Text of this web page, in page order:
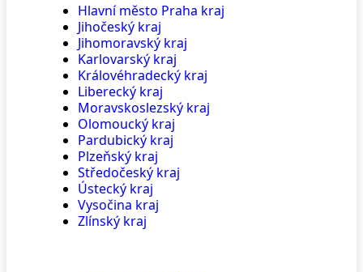
Hlavní město Praha kraj
Jihočeský kraj
Jihomoravský kraj
Karlovarský kraj
Královéhradecký kraj
Liberecký kraj
Moravskoslezský kraj
Olomoucký kraj
Pardubický kraj
Plzeňský kraj
Středočeský kraj
Ústecký kraj
Vysočina kraj
Zlínský kraj